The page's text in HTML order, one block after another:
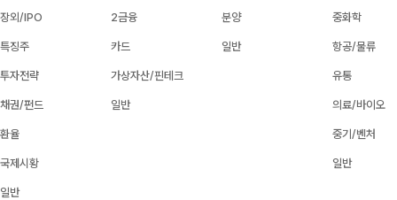
장외/IPO
특징주
투자전략
채권/펀드
환율
국제시황
일반
2금융
카드
가상자산/핀테크
일반
분양
일반
중화학
항공/물류
유통
의료/바이오
중기/벤처
일반